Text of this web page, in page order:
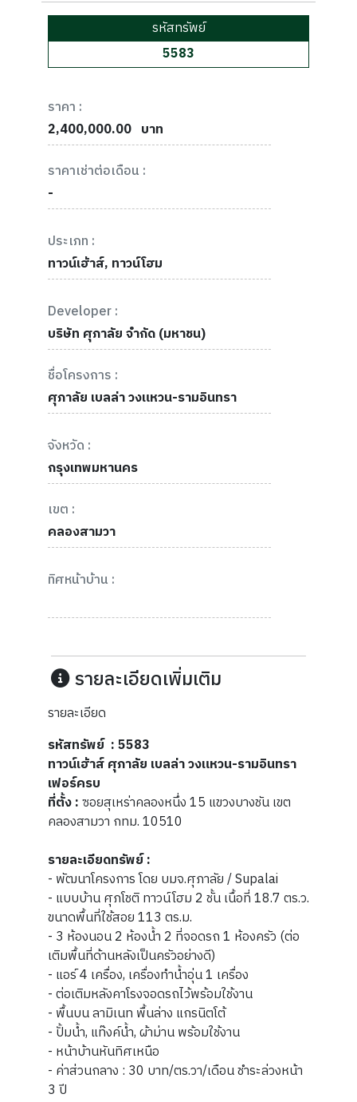
รหัสทรัพย์
5583
ราคา :
2,400,000.00 บาท
ราคาเช่าต่อเดือน :
-
ประเภท :
ทาวน์เฮ้าส์, ทาวน์โฮม
Developer :
บริษัท ศุภาลัย จำกัด (มหาชน)
ชื่อโครงการ :
ศุภาลัย เบลล่า วงแหวน-รามอินทรา
จังหวัด :
กรุงเทพมหานคร
เขต :
คลองสามวา
ทิศหน้าบ้าน :
รายละเอียดเพิ่มเติม
รายละเอียด
รหัสทรัพย์ : 5583
ทาวน์เฮ้าส์ ศุภาลัย เบลล่า วงแหวน-รามอินทรา
เฟอร์ครบ
ที่ตั้ง :ซอยสุเหร่าคลองหนึ่ง 15 แขวงบางชัน เขต
คลองสามวา กทม. 10510
รายละเอียดทรัพย์ :
- พัฒนาโครงการ โดย บมจ.ศุภาลัย / Supalai
- แบบบ้าน ศุภโชติทาวน์โฮม 2 ชั้น เนื้อที่ 18.7 ตร.ว.
ขนาดพื้นที่ใช้สอย 113 ตร.ม.
- 3 ห้องนอน 2 ห้องน้ำ 2 ที่จอดรถ 1 ห้องครัว (ต่อ
เติมพื้นที่ด้านหลังเป็นครัวอย่างดี)
- แอร์ 4 เครื่อง, เครื่องทำน้ำอุ่น 1 เครื่อง
- ต่อเติมหลังคาโรงจอดรถไว้พร้อมใช้งาน
- พื้นบน ลามิเนท พื้นล่าง แกรนิตโต้
- ปั้มน้ำ, แท๊งค์น้ำ, ผ้าม่าน พร้อมใช้งาน
- หน้าบ้านหันทิศเหนือ
- ค่าส่วนกลาง : 30 บาท/ตร.วา/เดือน ชำระล่วงหน้า
3 ปี